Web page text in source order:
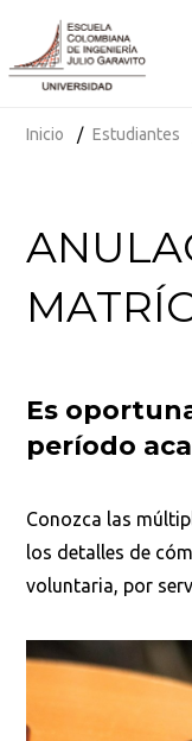
Inicio Estudiantes
Es
período
Conozca las
los detalles de
voluntaria, por